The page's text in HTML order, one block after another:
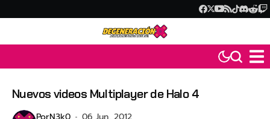
Nuevos videos Multiplayer de Halo 4